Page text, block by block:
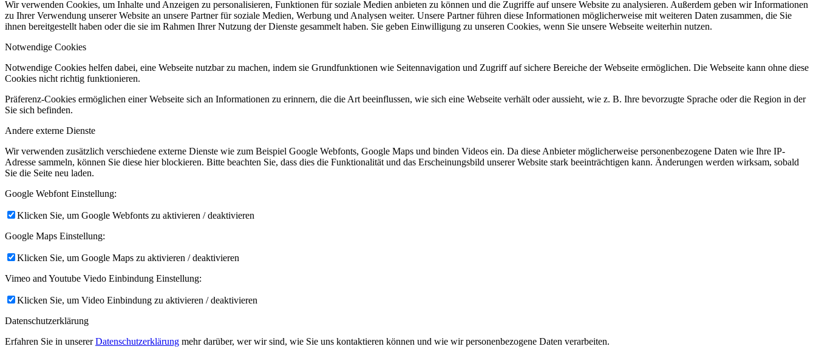
Wir verwenden Cookies, um Inhalte und Anzeigen zu personalisieren, Funktionen für soziale Medien anbieten zu können und die Zugriffe auf unsere Website zu analysieren. Außerdem geben wir Informationen
zu Ihrer Verwendung unserer Website an unsere Partner für soziale Medien, Werbung und Analysen weiter. Unsere Partner führen diese Informationen möglicherweise mit weiteren Daten zusammen, die Sie
ihnen bereitgestellt haben oder die sie im Rahmen Ihrer Nutzung der Dienste gesammelt haben. Sie geben Einwilligung zu unseren Cookies, wenn Sie unsere Webseite weiterhin nutzen.
Notwendige Cookies
Notwendige Cookies helfen dabei, eine Webseite nutzbar zu machen, indem sie Grundfunktionen wie Seitennavigation und Zugriff auf sichere Bereiche der Webseite ermöglichen. Die Webseite kann ohne diese
Cookies nicht richtig funktionieren.
Präferenz-Cookies ermöglichen einer Webseite sich an Informationen zu erinnern, die die Art beeinflussen, wie sich eine Webseite verhält oder aussieht, wie z. B. Ihre bevorzugte Sprache oder die Region in der
Sie sich befinden.
Andere externe Dienste
Wir verwenden zusätzlich verschiedene externe Dienste wie zum Beispiel Google Webfonts, Google Maps und binden Videos ein. Da diese Anbieter möglicherweise personenbezogene Daten wie Ihre IP-
Adresse sammeln, können Sie diese hier blockieren. Bitte beachten Sie, dass dies die Funktionalität und das Erscheinungsbild unserer Website stark beeinträchtigen kann. Änderungen werden wirksam, sobald
Sie die Seite neu laden.
Google Webfont Einstellung:
Klicken Sie, um Google Webfonts zu aktivieren / deaktivieren
Google Maps Einstellung:
Klicken Sie, um Google Maps zu aktivieren / deaktivieren
Vimeo and Youtube Viedo Einbindung Einstellung:
Klicken Sie, um Video Einbindung zu aktivieren / deaktivieren
Datenschutzerklärung
Erfahren Sie in unsererDatenschutzerklärung mehr darüber, wer wir sind, wie Sie uns kontaktieren können und wie wir personenbezogene Daten verarbeiten.